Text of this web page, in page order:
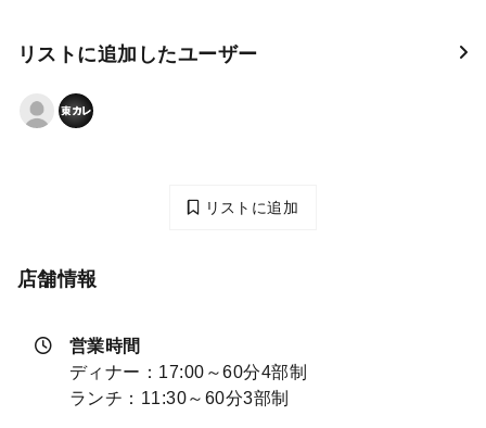
リストに追加したユーザー
リストに追加
店舗情報
営業時間
ディナー：17:00～60分4部制
ランチ：11:30～60分3部制